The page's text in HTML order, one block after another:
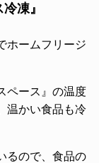
凍』
ホームフリージ
ペース』の温度
温かい食品も冷
るので、食品の